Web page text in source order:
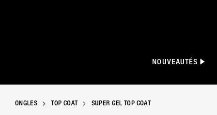
NOUVEAUTÉS
ONGLES TOP COAT SUPER GEL TOP COAT